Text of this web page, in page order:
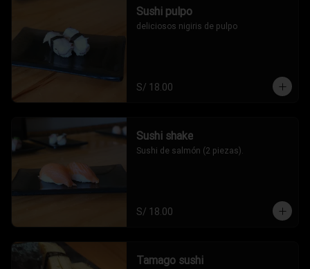
Sushi pulpo
deliciosos nigiris de pulpo
S/ 18.00
Sushi shake
Sushi de salmón (2 piezas).
S/ 18.00
Tamago sushi